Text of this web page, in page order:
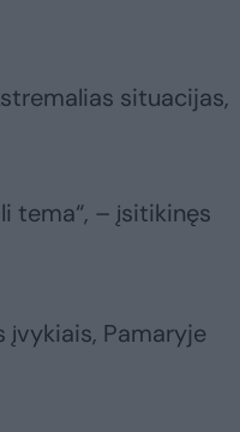
situacijas,
tema“, – įsitikinęs
įvykiais, Pamaryje